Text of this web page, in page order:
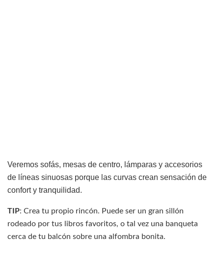
Veremos sofás, mesas de centro, lámparas y accesorios
de líneas sinuosas porque las curvas crean sensación de
confort y tranquilidad.
TIP: Crea tu propio rincón. Puede ser un gran sillón
rodeado por tus libros favoritos, o tal vez una banqueta
cerca de tu balcón sobre una alfombra bonita.